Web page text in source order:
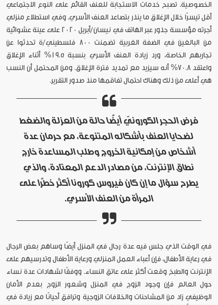
الخصوصية. تصبح خدمات الاستجابة للعنف القائم على النوع الاجتماعي
أقل تيسرًا خلال الإغلاق ما ينذر بتصاعد العنف الأسري. وفي استطلاع منزلي
أجرته مؤسسة جذور عبر الهاتف في نيسان/أبريل 2020 على عينة عشوائية
من البالغين في الضفة الغربية تضمنت 800 فلسطيني/ة تحدثوا عن
تجاربهم الخاصة، ورد زيادة العنف الأسري بنسبة 19.5% أثناء الإغلاق
واعتقد 70.8% أنه سيزيد مع تمديد فترة الإغلاق. ومن المحتمل أن النسب
هي أعلى من ذلك وهناك احتمال تفاقمها منذ صدور التقرير.
فرض الحجر الكورونيّ أيضًا حالة من العزلة والضغط
لضحايا العنف بأشكاله المتنوعة، مع حرمان عدة
أشخاص من إمكانية الخروج وطلب المساعدة خارج
نطاق الإنترنت، من مصادر الدعم المعتادة، والذي
يطرح سؤال ما إن كان فيروس كورونا أكثر خطرًا على
المرأة من العنف الأسري.
في الوقت الذي جلس فيه عدة رجال في المنزل أيضًا وساهم بعض الرجال
في رعاية الأطفال، فإن أعباء العمل المنزلي ورعاية الأطفال وتدرسيهم على
الإنترنت والطبخ وقعت أكثر على عاتق النساء. ووفقًا لشهادات عدة نساء
حول العالم فإن وجود الزوج في المنزل وشعور الزوج بعدم الأمان
الوظيفي زاد من المشاحنات والخلافات الزوجية وترافق أحيانًا مع زيادة في